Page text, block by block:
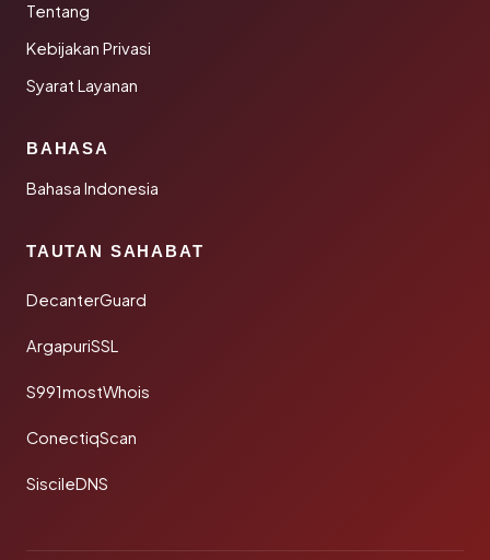
Tentang
Kebijakan Privasi
Syarat Layanan
BAHASA
Bahasa Indonesia
TAUTAN SAHABAT
DecanterGuard
ArgapuriSSL
S991mostWhois
ConectiqScan
SiscileDNS